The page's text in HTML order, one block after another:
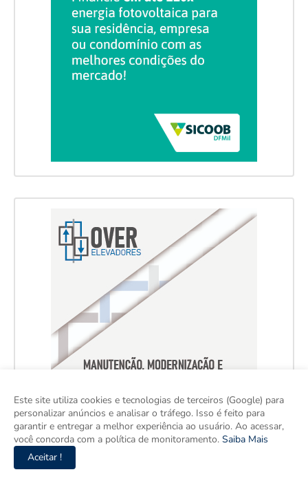
Este site utiliza cookies e tecnologias de terceiros (Google) para
personalizar anúncios e analisar o tráfego. Isso é feito para
garantir e entregar a melhor experiência ao usuário. Ao acessar,
você concorda com a política de monitoramento. Saiba Mais
Aceitar !